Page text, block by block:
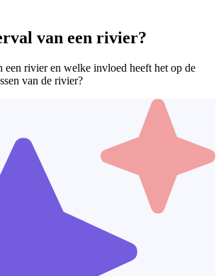
van een rivier?
een rivier en welke invloed heeft het op de
van de rivier?